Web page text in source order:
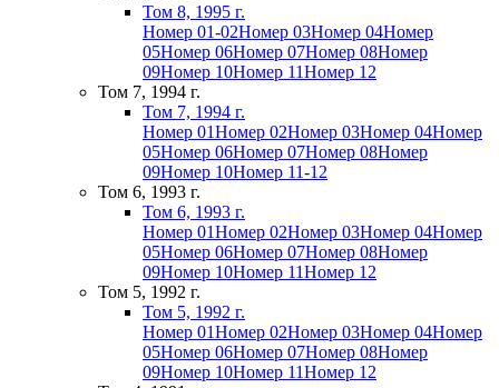
Том 8, 1995 г.
Номер 01-02Номер 03Номер 04Номер
05Номер 06Номер 07Номер 08Номер
09Номер 10Номер 11Номер 12
Том 7, 1994 г.
Том 7, 1994 г.
Номер 01Номер 02Номер 03Номер 04Номер
05Номер 06Номер 07Номер 08Номер
09Номер 10Номер 11-12
Том 6, 1993 г.
Том 6, 1993 г.
Номер 01Номер 02Номер 03Номер 04Номер
05Номер 06Номер 07Номер 08Номер
09Номер 10Номер 11Номер 12
Том 5, 1992 г.
Том 5, 1992 г.
Номер 01Номер 02Номер 03Номер 04Номер
05Номер 06Номер 07Номер 08Номер
09Номер 10Номер 11Номер 12